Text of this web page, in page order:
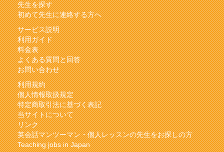
先生を探す
初めて先生に連絡する方へ
サービス説明
利用ガイド
料金表
よくある質問と回答
お問い合わせ
利用規約
個人情報取扱規定
特定商取引法に基づく表記
当サイトについて
リンク
英会話マンツーマン・個人レッスンの先生をお探しの方
Teaching jobs in Japan